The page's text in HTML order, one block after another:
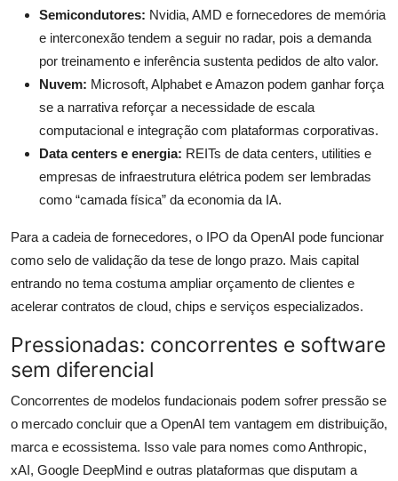
Semicondutores: Nvidia, AMD e fornecedores de memória
e interconexão tendem a seguir no radar, pois a demanda
por treinamento e inferência sustenta pedidos de alto valor.
Nuvem: Microsoft, Alphabet e Amazon podem ganhar força
se a narrativa reforçar a necessidade de escala
computacional e integração com plataformas corporativas.
Data centers e energia: REITs de data centers, utilities e
empresas de infraestrutura elétrica podem ser lembradas
como “camada física” da economia da IA.
Para a cadeia de fornecedores, o IPO da OpenAI pode funcionar
como selo de validação da tese de longo prazo. Mais capital
entrando no tema costuma ampliar orçamento de clientes e
acelerar contratos de cloud, chips e serviços especializados.
Pressionadas: concorrentes e software
sem diferencial
Concorrentes de modelos fundacionais podem sofrer pressão se
o mercado concluir que a OpenAI tem vantagem em distribuição,
marca e ecossistema. Isso vale para nomes como Anthropic,
xAI, Google DeepMind e outras plataformas que disputam a